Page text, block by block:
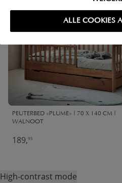
ALLE COOKIES
PEUTERBED «PLUME» | 70 X 140 CM |
WALNOOT
189,95
High-contrast mode